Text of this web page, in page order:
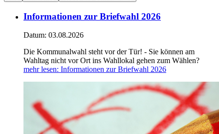
Informationen zur Briefwahl 2026
Datum: 03.08.2026
Die Kommunalwahl steht vor der Tür! - Sie können am
Wahltag nicht vor Ort ins Wahllokal gehen zum Wählen?
mehr lesen: Informationen zur Briefwahl 2026